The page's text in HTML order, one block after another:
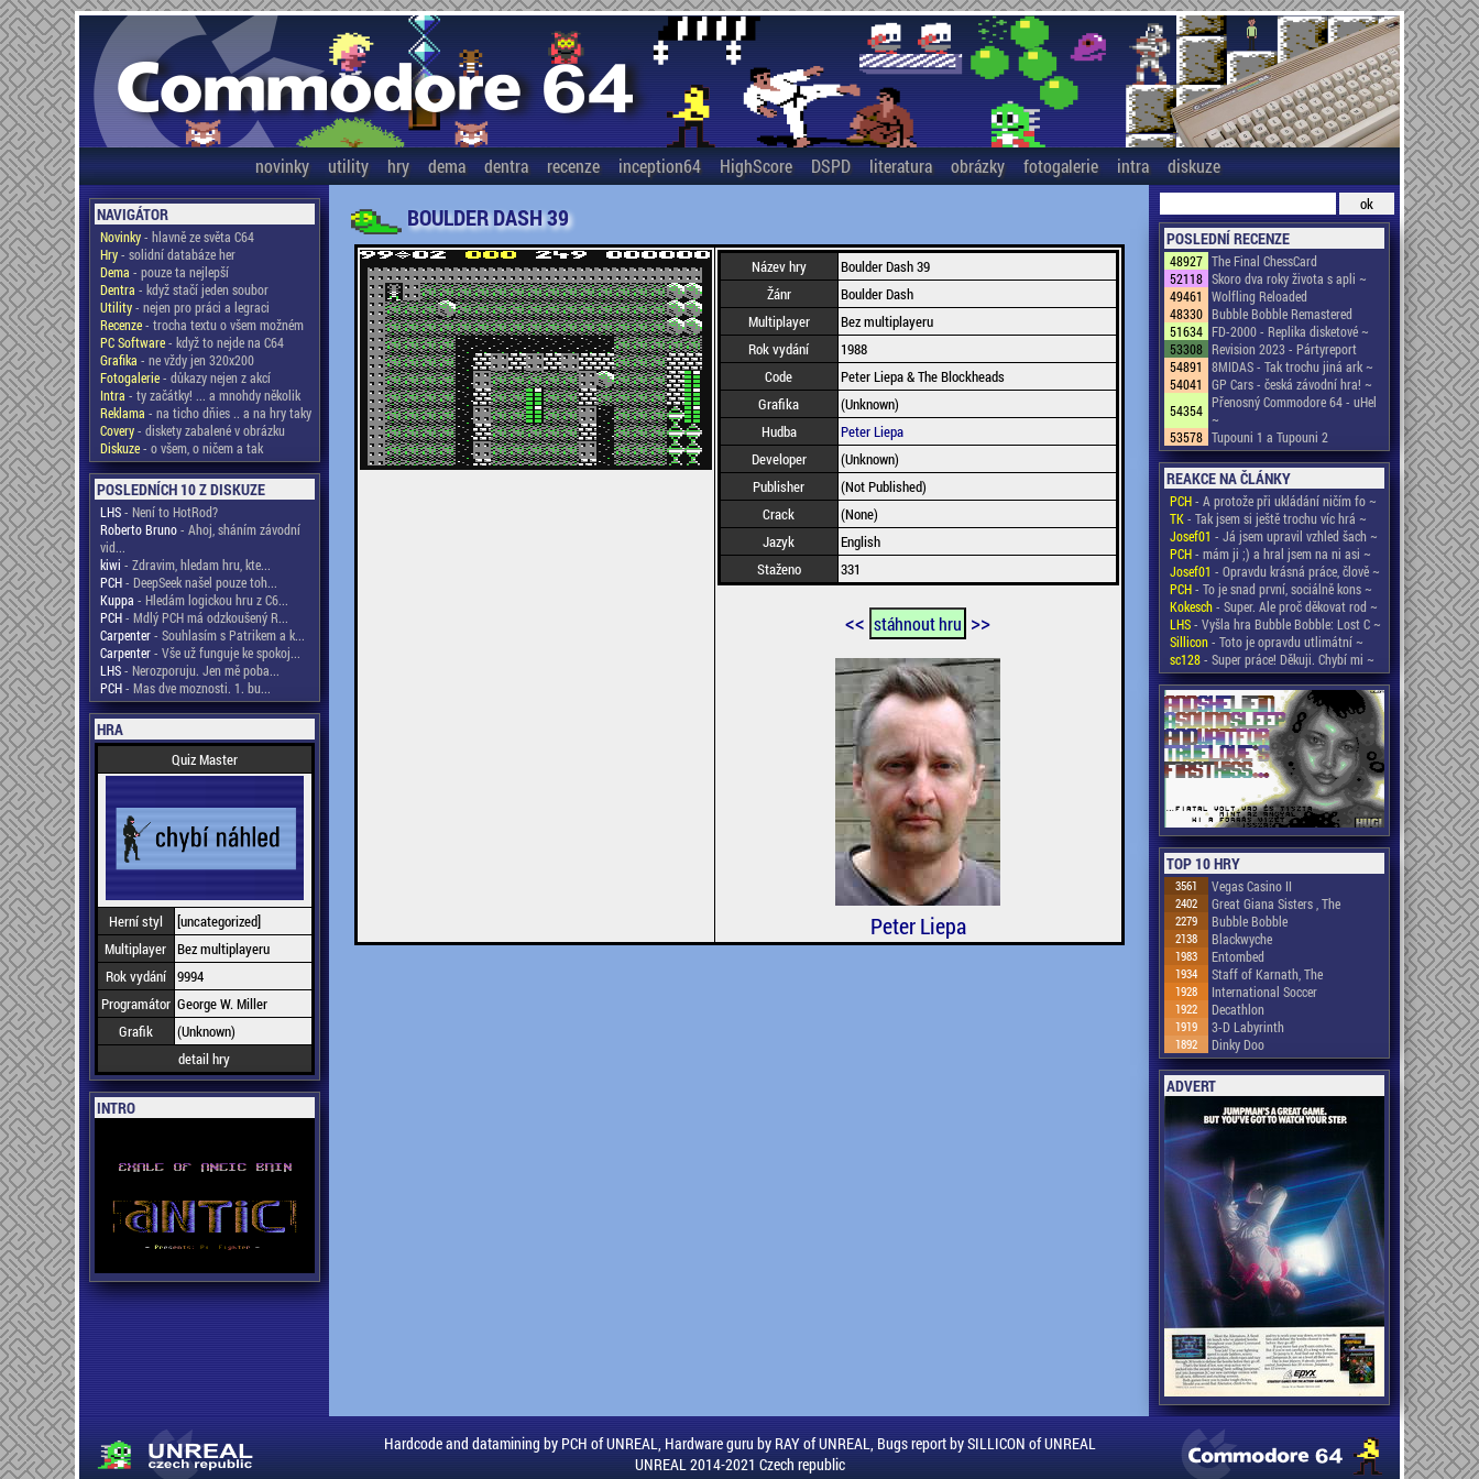
novinky utility hry dema dentra recenze inception64 HighScore DSPD literatura obrázky fotogalerie intra diskuze
NAVIGÁTOR
Novinky- hlavně ze světa C64
Hry- solidní databáze her
Dema - pouze ta nejlepší
Dentra - když stačí jeden soubor
Utility- nejen pro práci a legraci
Recenze- trocha textu o všem možném
PC Software- když to nejde na C64
Grafika - ne vždy jen 320x200
Fotogalerie- důkazy nejen z akcí
Intra - ty začátky! ... a mnohdy několik
Reklama - na ticho dňies .. a na hry taky
Covery- diskety zabalené v obrázku
Diskuze- o všem, o ničem a tak
POSLEDNÍCH 10 Z DISKUZE
LHS- Není to HotRod?
Roberto Bruno- Ahoj, sháním závodní
vid...
kiwi - Zdravim, hledam hru, kte...
PCH- DeepSeek našel pouze toh...
Kuppa - Hledám logickou hru z C6...
PCH- Mdlý PCH má odzkoušený R...
Carpenter- Souhlasím s Patrikem a k...
Carpenter- Vše už funguje ke spokoj...
LHS- Nerozporuju. Jen mě poba...
PCH- Mas dve moznosti. 1. bu...
HRA
Quiz Master
Herní styl
[uncategorized]
Multiplayer Bez multiplayeru
Rok vydání 9994
Programátor George W. Miller
Grafik
(Unknown)
detail hry
INTRO
BOULDER DASH 39
Název hry
Boulder Dash 39
Žánr
Boulder Dash
Multiplayer
Bez multiplayeru
Rok vydání
1988
Code
Peter Liepa & The Blockheads
Grafika
(Unknown)
Hudba
Peter Liepa
Developer
(Unknown)
Publisher
(Not Published)
Crack
(None)
Jazyk
English
Staženo
331
<< stáhnout hru >>
Peter Liepa
POSLEDNÍ RECENZE
48927 The Final ChessCard
52118 Skoro dva roky života s apli ~
49461
Wolfling Reloaded
48330 Bubble Bobble Remastered
51634 FD-2000 - Replika disketové ~
53308 Revision 2023 - Pártyreport
54891
8MIDAS - Tak trochu jiná ark ~
54041
GP Cars - česká závodní hra! ~
54354 Přenosný Commodore 64 - uHel
~
53578 Tupouni 1 a Tupouni 2
REAKCE NA ČLÁNKY
PCH- A protože při ukládání ničím fo ~
TK- Tak jsem si ještě trochu víc hrá ~
Josef01 - Já jsem upravil vzhled šach ~
PCH- mám ji ;) a hral jsem na ni asi ~
Josef01 - Opravdu krásná práce, člově ~
PCH- To je snad první, sociálně kons ~
Kokesch- Super. Ale proč děkovat rod ~
LHS- Vyšla hra Bubble Bobble: Lost C ~
Sillicon- Toto je opravdu utlimátní ~
sc128- Super práce! Děkuji. Chybí mi ~
TOP 10 HRY
3561 Vegas Casino II
2402 Great Giana Sisters , The
2279 Bubble Bobble
2138 Blackwyche
1983 Entombed
1934 Staff of Karnath, The
1928 International Soccer
1922 Decathlon
1919 3-D Labyrinth
1892 Dinky Doo
ADVERT
Hardcode and datamining by PCH of UNREAL, Hardware guru by RAY of UNREAL, Bugs report by SILLICON of UNREAL
UNREAL 2014-2021 Czech republic